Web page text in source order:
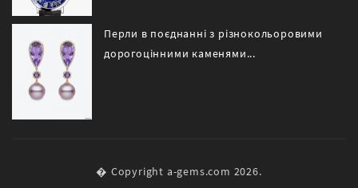
Перли в поєднанні з різнокольоровими
дорогоцінними каменями...
� Copyright a-gems.com 2026.